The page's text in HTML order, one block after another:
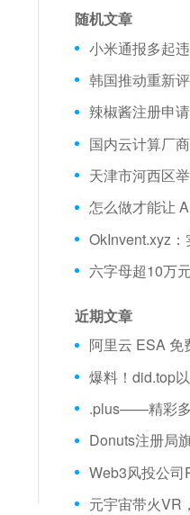
随机文章
辣椒酱注册申
怎么做才能让
OkInvent.xyz
近期文章
爆料！did.top
.plus——精彩